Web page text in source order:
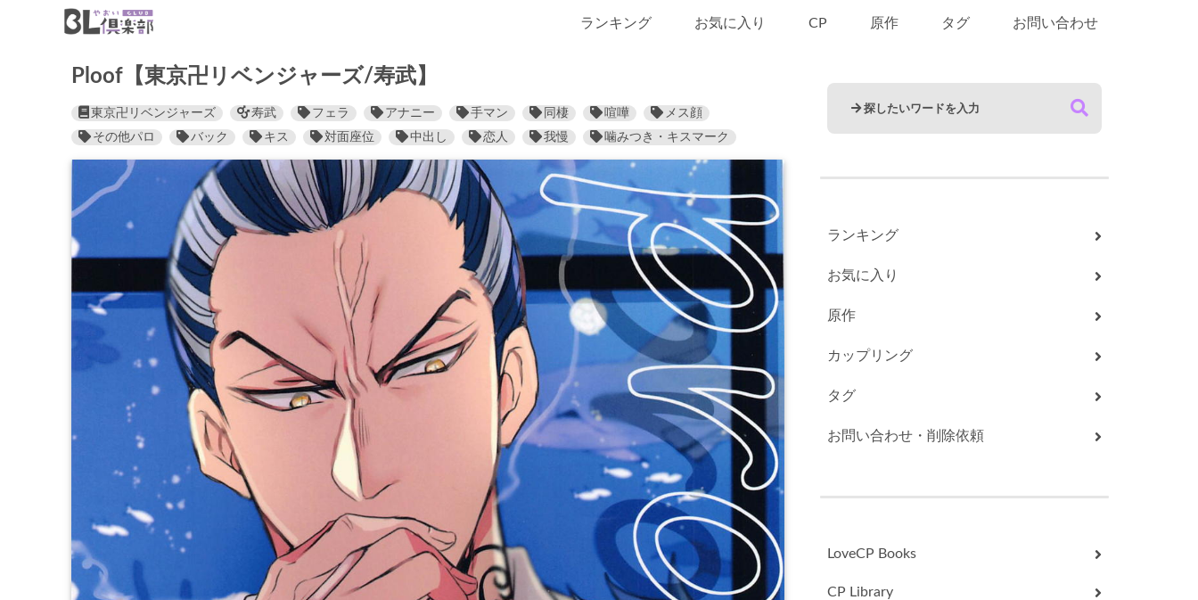
ランキング お気に入り CP 原作 タグ お問い合わせ
Ploof【東京卍リベンジャーズ/寿武】
東京卍リベンジャーズ 寿武 フェラ アナニー 手マン 同棲 喧嘩
メス顔
その他パロ
バック キス 対面座位 中出し 恋人 我慢 噛みつき・キスマーク
ランキング
お気に入り
原作
カップリング
タグ
お問い合わせ・削除依頼
LoveCP Books
CP Library